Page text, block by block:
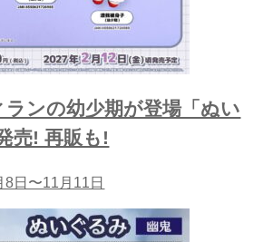
ランの幼少期が登場「ぬい
売! 再販も!
日〜11月11日